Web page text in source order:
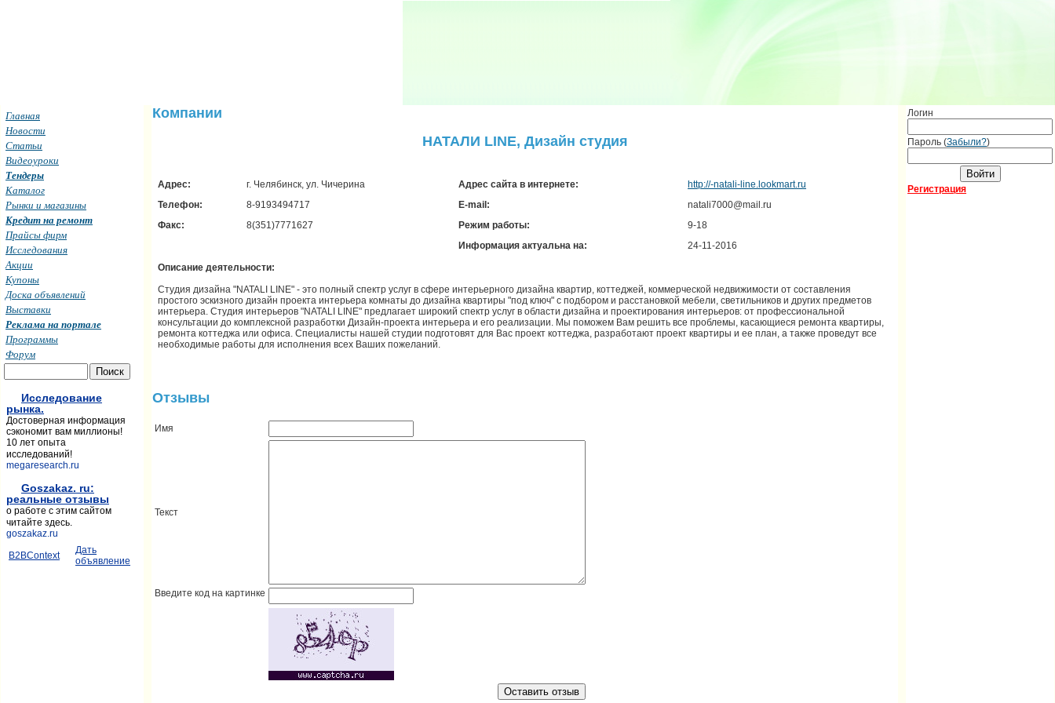
Компании
НАТАЛИ LINE, Дизайн студия
Адрес: г. Челябинск, ул. Чичерина Адрес сайта в интернете:
http://-natali-line.lookmart.ru
Телефон:
8-9193494717 E-mail:
natali7000@mail.ru
Факс:
8(351)7771627 Режим работы:
9-18
Информация актуальна на:
24-11-2016
Описание деятельности:
Студия дизайна "NATALI LINE" - это полный спектр услуг в сфере интерьерного дизайна квартир, коттеджей, коммерческой недвижимости от составления
простого эскизного дизайн проекта интерьера комнаты до дизайна квартиры "под ключ" с подбором и расстановкой мебели, светильников и других предметов
интерьера. Студия интерьеров "NATALI LINE" предлагает широкий спектр услуг в области дизайна и проектирования интерьеров: от профессиональной
консультации до комплексной разработки Дизайн-проекта интерьера и его реализации. Мы поможем Вам решить все проблемы, касающиеся ремонта квартиры,
ремонта коттеджа или офиса. Специалисты нашей студии подготовят для Вас проект коттеджа, разработают проект квартиры и ее план, а также проведут все
необходимые работы для исполнения всех Ваших пожеланий.
Отзывы
Имя
Текст
Введите код на картинке
Главная
Новости
Статьи
Видеоуроки
Тендеры
Каталог
Рынки и магазины
Кредит на ремонт
Прайсы фирм
Исследования
Акции
Купоны
Доска объявлений
Выставки
Реклама на портале
Программы
Форум
Исследование
рынка.
Достоверная информация
сэкономит вам миллионы!
10 лет опыта
исследований!
megaresearch.ru
Goszakaz. ru:
реальные отзывы
о работе с этим сайтом
читайте здесь.
goszakaz.ru
B2BContext
Дать
объявление
Логин
Пароль (Забыли?)
Регистрация